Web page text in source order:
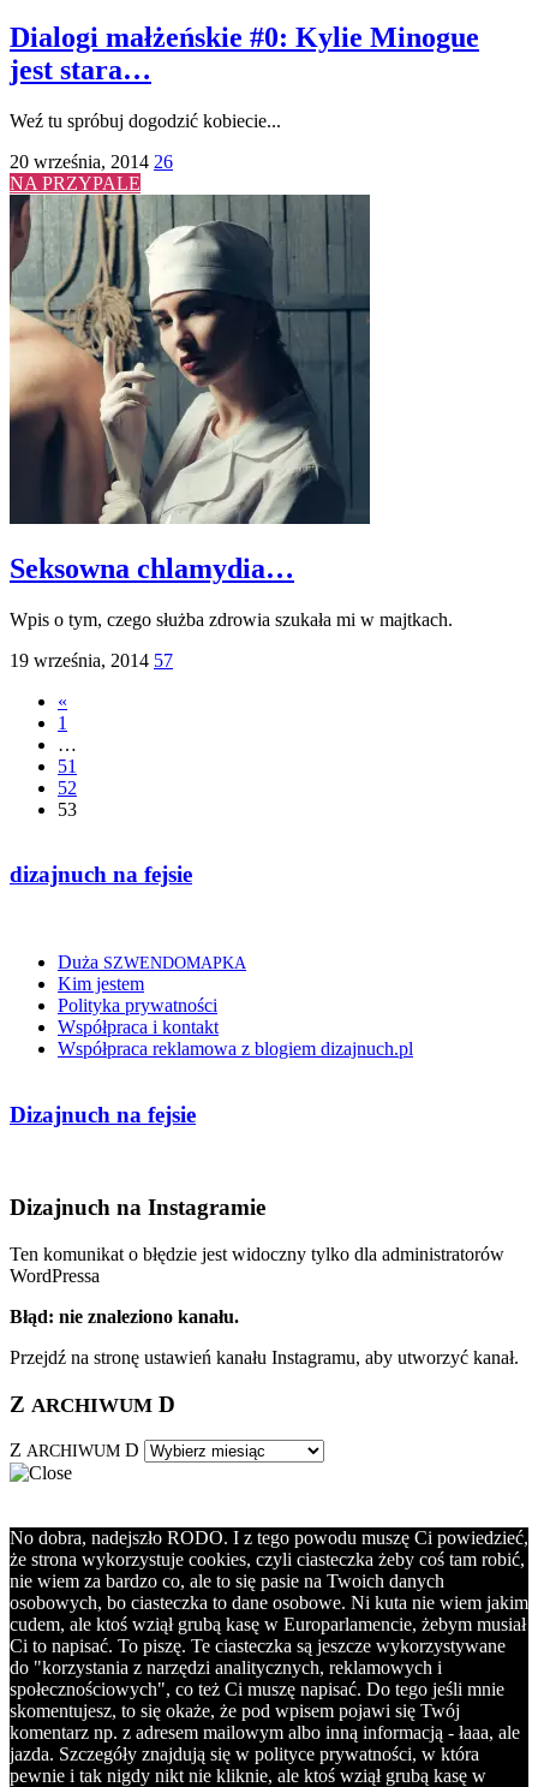
Dialogi małżeńskie #0: Kylie Minogue
jest stara…
Weź tu spróbuj dogodzić kobiecie...
20 września, 2014 26
NA PRZYPALE
Seksowna chlamydia…
Wpis o tym, czego służba zdrowia szukała mi w majtkach.
19 września, 2014 57
«
1
…
51
52
53
dizajnuch na fejsie
Duża SZWENDOMAPKA
Kim jestem
Polityka prywatności
Współpraca i kontakt
Współpraca reklamowa z blogiem dizajnuch.pl
Dizajnuch na fejsie
Dizajnuch na Instagramie
Ten komunikat o błędzie jest widoczny tylko dla administratorów
WordPressa
Błąd: nie znaleziono kanału.
Przejdź na stronę ustawień kanału Instagramu, aby utworzyć kanał.
Z ARCHIWUM D
Z ARCHIWUM D
No dobra, nadejszło RODO. I z tego powodu muszę Ci powiedzieć,
że strona wykorzystuje cookies, czyli ciasteczka żeby coś tam robić,
nie wiem za bardzo co, ale to się pasie na Twoich danych
osobowych, bo ciasteczka to dane osobowe. Ni kuta nie wiem jakim
cudem, ale ktoś wziął grubą kasę w Europarlamencie, żebym musiał
Ci to napisać. To piszę. Te ciasteczka są jeszcze wykorzystywane
do "korzystania z narzędzi analitycznych, reklamowych i
społecznościowych", co też Ci muszę napisać. Do tego jeśli mnie
skomentujesz, to się okaże, że pod wpisem pojawi się Twój
komentarz np. z adresem mailowym albo inną informacją - łaaa, ale
jazda. Szczegóły znajdują się w polityce prywatności, w która
pewnie i tak nigdy nikt nie kliknie, ale ktoś wziął grubą kasę w